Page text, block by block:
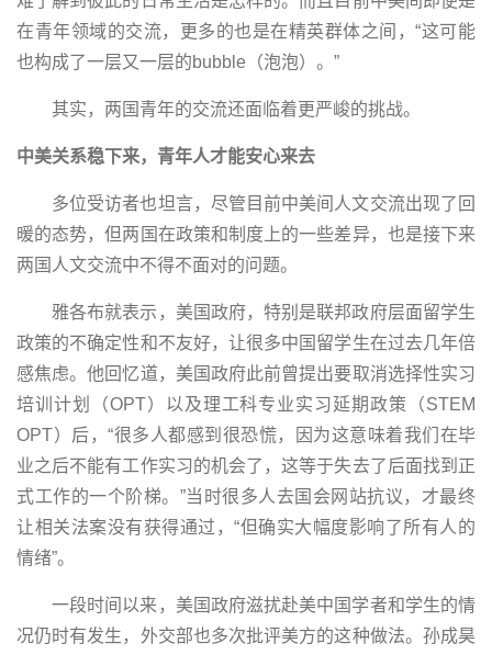
在青年领域的交流，更多的也是在精英群体之间，“这可能
也构成了一层又一层的bubble（泡泡）。”
其实，两国青年的交流还面临着更严峻的挑战。
中美关系稳下来，青年人才能安心来去
多位受访者也坦言，尽管目前中美间人文交流出现了回
暖的态势，但两国在政策和制度上的一些差异，也是接下来
两国人文交流中不得不面对的问题。
雅各布就表示，美国政府，特别是联邦政府层面留学生
政策的不确定性和不友好，让很多中国留学生在过去几年倍
感焦虑。他回忆道，美国政府此前曾提出要取消选择性实习
培训计划（OPT）以及理工科专业实习延期政策（STEM
OPT）后，“很多人都感到很恐慌，因为这意味着我们在毕
业之后不能有工作实习的机会了，这等于失去了后面找到正
式工作的一个阶梯。”当时很多人去国会网站抗议，才最终
让相关法案没有获得通过，“但确实大幅度影响了所有人的
情绪”。
一段时间以来，美国政府滋扰赴美中国学者和学生的情
况仍时有发生，外交部也多次批评美方的这种做法。孙成昊